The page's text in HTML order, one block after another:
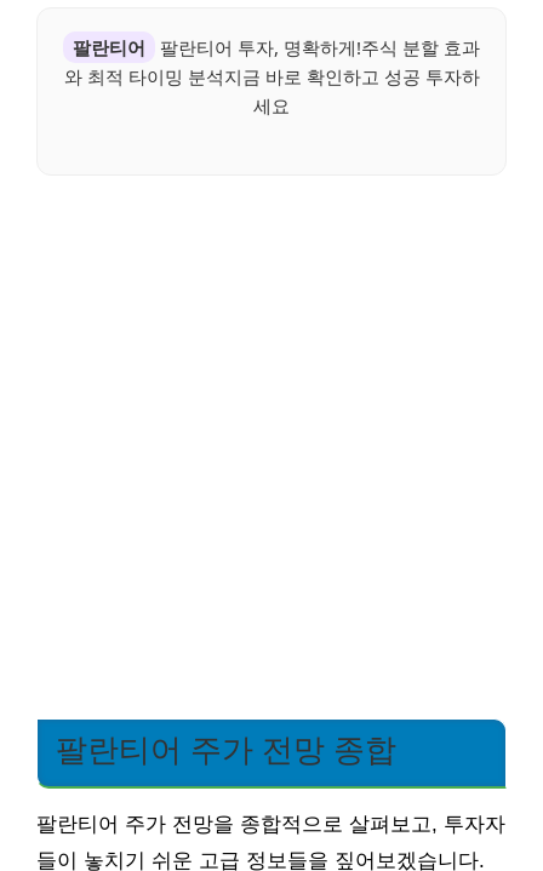
팔란티어
팔란티어 투자, 명확하게!주식 분할 효과
와 최적 타이밍 분석지금 바로 확인하고 성공 투자하
세요
팔란티어 주가 전망 종합
팔란티어 주가 전망을 종합적으로 살펴보고, 투자자
들이 놓치기 쉬운 고급 정보들을 짚어보겠습니다.